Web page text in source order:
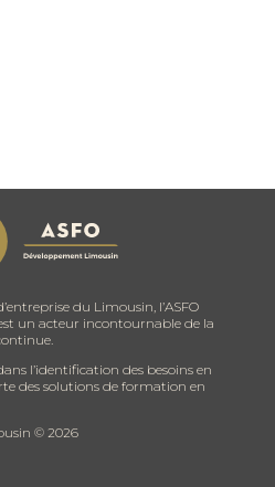
du Limousin, l’ASFO
un acteur incontournable de la
l’identification des besoins en
des solutions de formation en
© 2026